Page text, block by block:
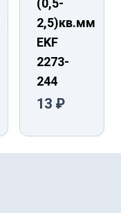
(0,5-
2,5)кв.мм
EKF
2273-
244
13 ₽